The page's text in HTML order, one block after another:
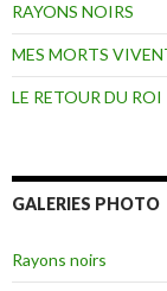
RAYONS NOIRS
MES MORTS
LE RETOUR DU ROI
GALERIES PHOTO
Rayons noirs